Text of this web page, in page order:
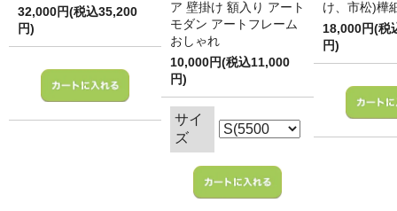
32,000円(税込35,200
円)
ア 壁掛け 額入り アート
モダン アートフレーム
おしゃれ
10,000円(税込11,000
円)
サイ
ズ
け、市松)樺
18,000円(税
円)